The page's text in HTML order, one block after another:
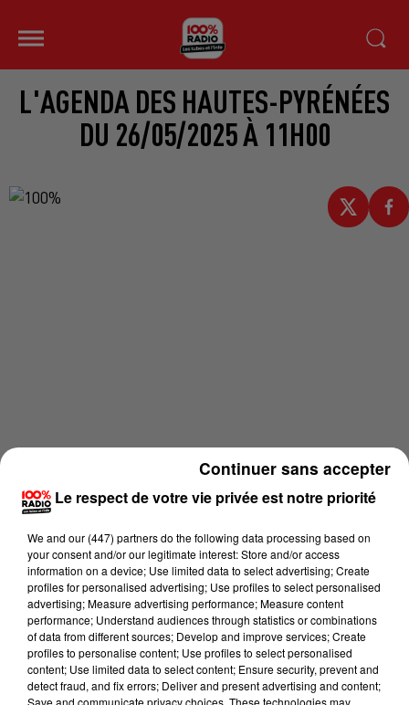
L'AGENDA DES HAUTES-PYRÉNÉES
DU 26/05/2025 À 11H00
Lecture (1 min 24 sec)
Le respect de votre vie privée est notre priorité
We and our (447) partnersdo the following data processing based on
your consent and/or our legitimate interest: Store and/or access
information on a device; Use limited data to select advertising; Create
profiles for personalised advertising; Use profiles to select personalised
advertising; Measure advertising performance; Measure content
performance; Understand audiences through statistics or combinations
of data from different sources; Develop and improve services; Create
profiles to personalise content; Use profiles to select personalised
content; Use limited data to select content; Ensure security, prevent and
detect fraud, and fix errors; Deliver and present advertising and content;
Save and communicate privacy choices. These technologies may
Continuer sans accepter